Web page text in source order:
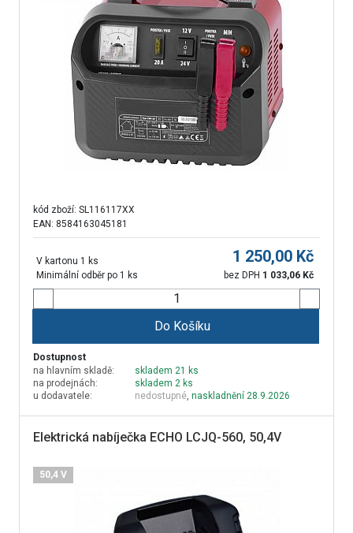
kód zboží: SL116117XX
EAN: 8584163045181
V kartonu 1 ks
Minimální odběr po 1 ks
1 250,00 Kč
bez DPH 1 033,06 Kč
Do Košíku
Dostupnost
na hlavním skladě:
skladem 21 ks
na prodejnách:
skladem 2 ks
u dodavatele:
nedostupné,naskladnění 28.9.2026
Elektrická nabíječka ECHO LCJQ-560, 50,4V
50,4 V